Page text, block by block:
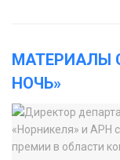
МАТЕРИАЛЫ
НОЧЬ»